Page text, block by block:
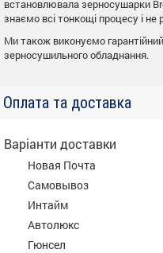
встановлювала зерносушарки
знаємо всі тонкощі процесу і не
Ми також виконуємо
зерносушильного обладнання.
Оплата та доставка
Варіанти доставки
Новая Почта
Самовывоз
Интайм
Автолюкс
Гюнсел